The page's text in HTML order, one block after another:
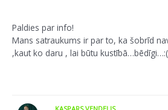
Paldies par info!
Mans satraukums ir par to, ka šobrīd
,kaut ko daru , lai būtu kustībā…bēdīgi…:(